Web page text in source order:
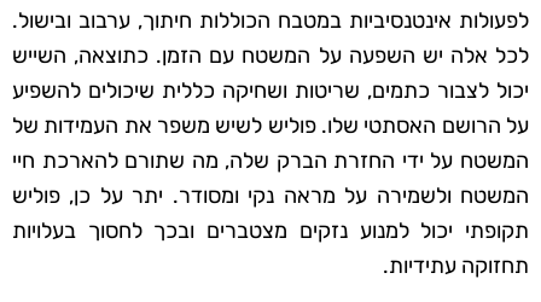
לפעולות אינטנסיביות במטבח הכוללות חיתוך, ערבוב ובישול.
לכל אלה יש השפעה על המשטח עם הזמן. כתוצאה, השייש
יכול לצבור כתמים, שריטות ושחיקה כללית שיכולים להשפיע
על הרושם האסתטי שלו. פוליש לשיש משפר את העמידות של
המשטח על ידי החזרת הברק שלה, מה שתורם להארכת חיי
המשטח ולשמירה על מראה נקי ומסודר. יתר על כן, פוליש
תקופתי יכול למנוע נזקים מצטברים ובכך לחסוך בעלויות
תחזוקה עתידיות.